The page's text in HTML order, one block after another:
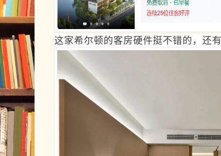
这家希尔顿的客房硬件挺不错的，还